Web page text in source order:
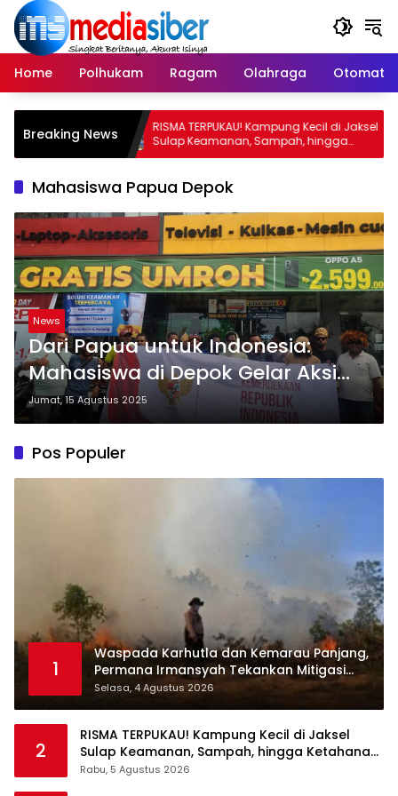
Langsung
konten
Home
Polhukam Ragam Olahraga Otomatif
Breaking News
RISMA TERPUKAU! Kampung Kecil di Jaksel
Sulap Keamanan, Sampah, hingga
Ketahanan Pangan Jadi Satu Sistem
Mahasiswa Papua Depok
News
Dari Papua untuk Indonesia:
Mahasiswa di Depok Gelar Aksi
Bagi-Bagi Bendera Merah Putih
Jumat, 15 Agustus 2025
Pos Populer
1
Waspada Karhutla dan Kemarau Panjang,
Permana Irmansyah Tekankan Mitigasi
Berbasis Komunitas
Selasa, 4 Agustus 2026
2
RISMA TERPUKAU! Kampung Kecil di Jaksel
Sulap Keamanan, Sampah, hingga Ketahanan
Pangan Jadi Satu Sistem
Rabu, 5 Agustus 2026